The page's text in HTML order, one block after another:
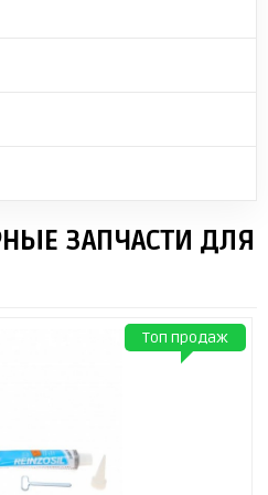
ЗАПЧАСТИ ДЛЯ
Топ продаж